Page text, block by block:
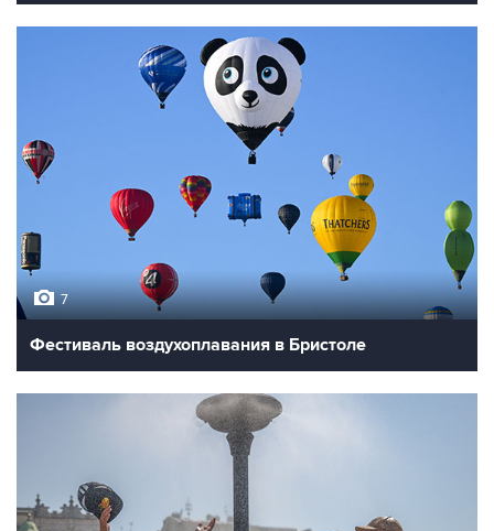
7
Фестиваль воздухоплавания в Бристоле